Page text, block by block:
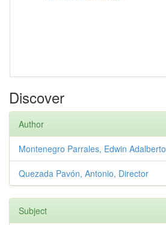
Discover
Author
Montenegro Parrales, Edwin Adalberto
Quezada Pavón, Antonio, Director
Subject